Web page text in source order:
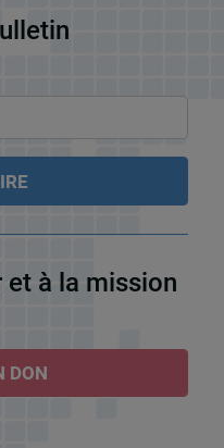
et à la mission
DON